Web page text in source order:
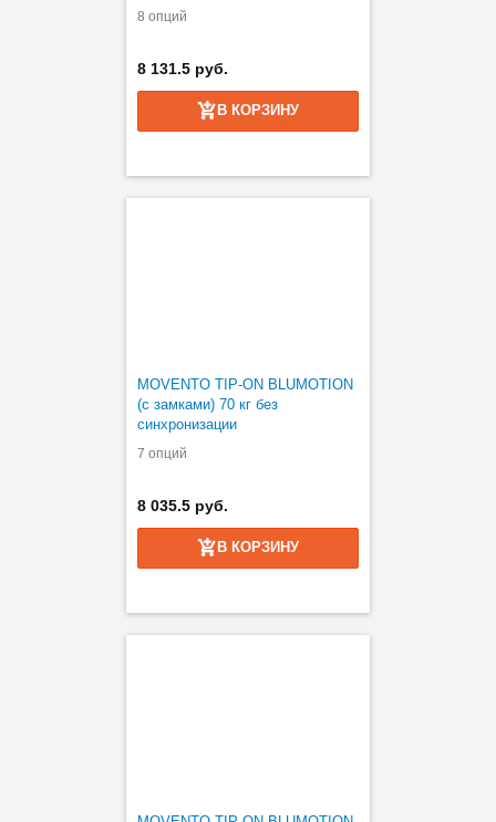
8 опций
8 131.5 руб.
В КОРЗИНУ
MOVENTO TIP-ON BLUMOTION
(с замками) 70 кг без
синхронизации
7 опций
8 035.5 руб.
В КОРЗИНУ